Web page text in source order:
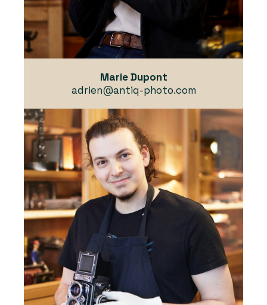
Marie Dupont
adrien@antiq-photo.com